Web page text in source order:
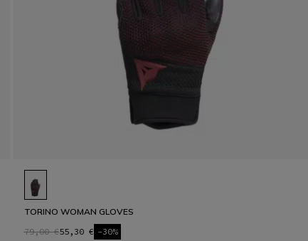
TORINO WOMAN GLOVES
79,00 €55,30 € -30%